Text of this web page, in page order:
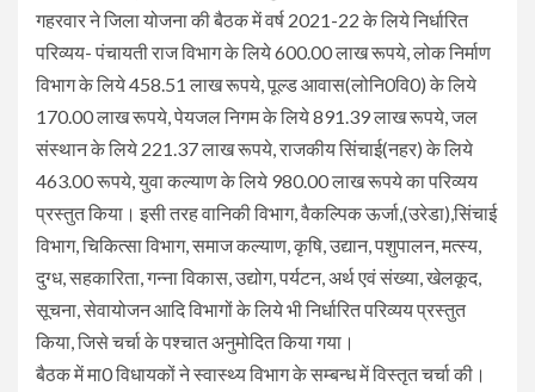
गहरवार ने जिला योजना की बैठक में वर्ष 2021-22 के लिये निर्धारित
परिव्यय- पंचायती राज विभाग के लिये 600.00 लाख रूपये, लोक निर्माण
विभाग के लिये 458.51 लाख रूपये, पूल्ड आवास(लोनि0वि0) के लिये
170.00 लाख रूपये, पेयजल निगम के लिये 891.39 लाख रूपये, जल
संस्थान के लिये 221.37 लाख रूपये, राजकीय सिंचाई(नहर) के लिये
463.00 रूपये, युवा कल्याण के लिये 980.00 लाख रूपये का परिव्यय
प्रस्तुत किया। इसी तरह वानिकी विभाग, वैकल्पिक ऊर्जा,(उरेडा),सिंचाई
विभाग, चिकित्सा विभाग, समाज कल्याण, कृषि, उद्यान, पशुपालन, मत्स्य,
दुग्ध, सहकारिता, गन्ना विकास, उद्योग, पर्यटन, अर्थ एवं संख्या, खेलकूद,
सूचना, सेवायोजन आदि विभागों के लिये भी निर्धारित परिव्यय प्रस्तुत
किया, जिसे चर्चा के पश्चात अनुमोदित किया गया।
बैठक में मा0 विधायकों ने स्वास्थ्य विभाग के सम्बन्ध में विस्तृत चर्चा की।